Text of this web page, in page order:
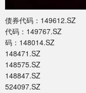
债券代码：
代码：
码：148014.SZ
148471.SZ 债券
148575.SZ 债券
148847.SZ 债券
524097.SZ 债券